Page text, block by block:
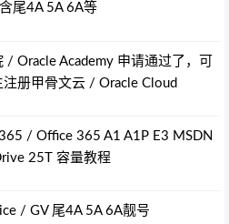
尾4A 5A 6A等
/ Oracle Academy 申请通过了，可
注册甲骨文云 / Oracle Cloud
/ Office 365 A1 A1P E3 MSDN
25T 容量教程
/ GV 尾4A 5A 6A靓号